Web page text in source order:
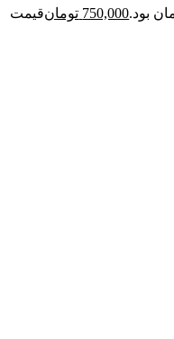
750,000 تومانقیمت